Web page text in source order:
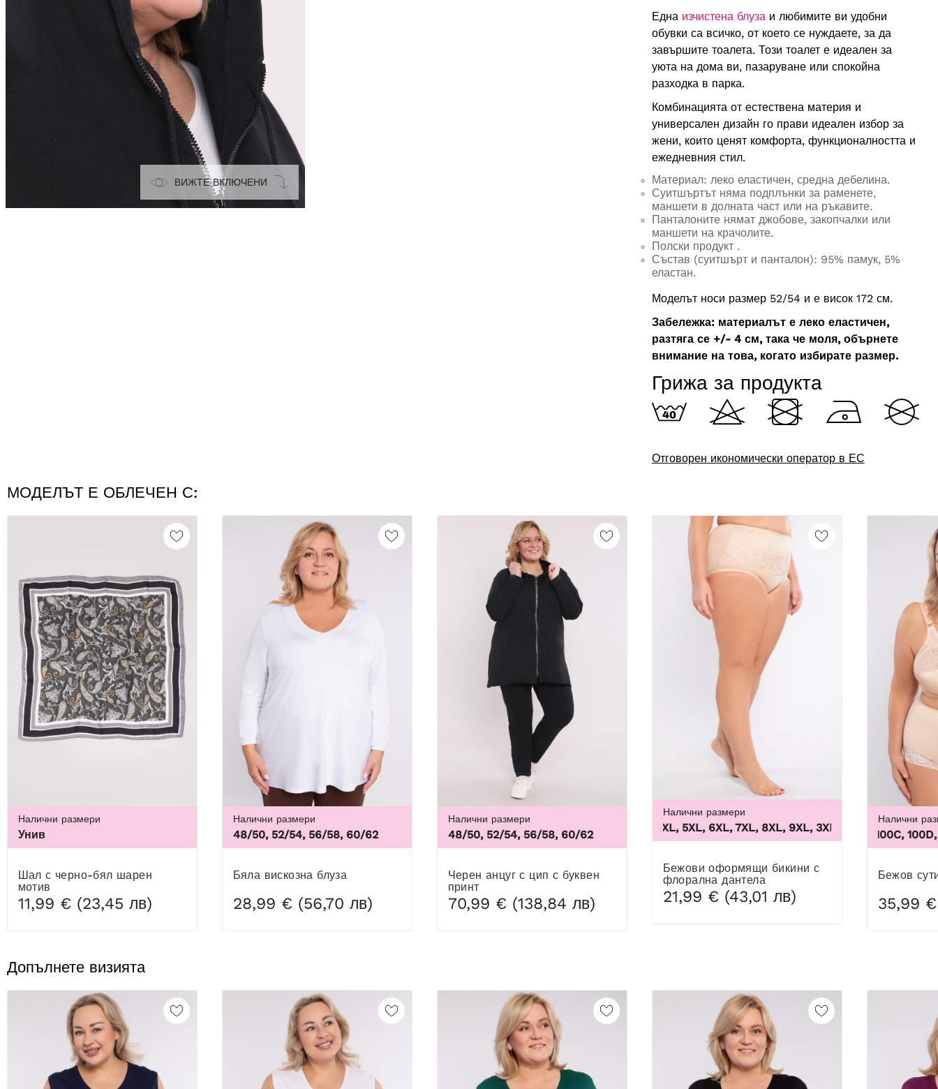
ВИЖТЕ ВКЛЮЧЕНИ
Една изчистена блуза и любимите ви удобни
обувки са всичко, от което се нуждаете, за да
завършите тоалета. Този тоалет е идеален за
уюта на дома ви, пазаруване или спокойна
разходка в парка.
Комбинацията от естествена материя и
универсален дизайн го прави идеален избор за
жени, които ценят комфорта, функционалността и
ежедневния стил.
Материал: леко еластичен, средна дебелина.
Суитшъртът няма подплънки за раменете,
маншети в долната част или на ръкавите.
Панталоните нямат джобове, закопчалки или
маншети на крачолите.
Полски продукт .
Състав (суитшърт и панталон): 95% памук, 5%
еластан.
Моделът носи размер 52/54 и е висок 172 см.
Забележка: материалът е леко еластичен,
разтяга се +/- 4 см, така че моля, обърнете
внимание на това, когато избирате размер.
Грижа за продукта
Отговорен икономически оператор в ЕС
МОДЕЛЪТ Е ОБЛЕЧЕН С:
Налични размери
Унив
Шал с черно-бял шарен
мотив
11,99 € (23,45 лв)
Налични размери
48/50, 52/54, 56/58, 60/62
Бяла вискозна блуза
28,99 € (56,70 лв)
Налични размери
48/50, 52/54, 56/58, 60/62
Черен анцуг с цип с буквен
принт
70,99 € (138,84 лв)
Налични размери
3XL, 4XL, 5XL, 6XL, 7XL, 8XL, 9XL,3XL, 4XL, 5XL, 6XL, 7XL,
Бежови оформящи бикини с
флорална дантела
21,99 € (43,01 лв)
Налични
100B, 100C, 100D,
Бежов
35,99
Допълнете визията